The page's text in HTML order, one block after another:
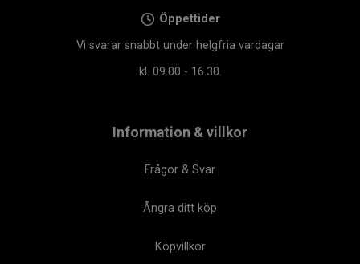
Öppettider
Vi svarar snabbt under helgfria vardagar
kl. 09.00 - 16.30.
Information & villkor
Frågor & Svar
Ångra ditt köp
Köpvillkor